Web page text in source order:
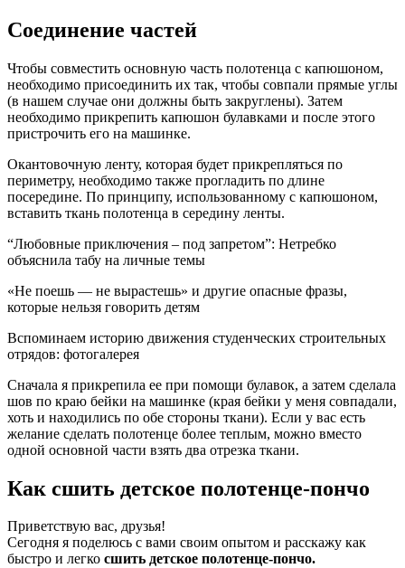
Соединение частей
Чтобы совместить основную часть полотенца с капюшоном,
необходимо присоединить их так, чтобы совпали прямые углы
(в нашем случае они должны быть закруглены). Затем
необходимо прикрепить капюшон булавками и после этого
пристрочить его на машинке.
Окантовочную ленту, которая будет прикрепляться по
периметру, необходимо также прогладить по длине
посередине. По принципу, использованному с капюшоном,
вставить ткань полотенца в середину ленты.
“Любовные приключения – под запретом”: Нетребко
объяснила табу на личные темы
«Не поешь — не вырастешь» и другие опасные фразы,
которые нельзя говорить детям
Вспоминаем историю движения студенческих строительных
отрядов: фотогалерея
Сначала я прикрепила ее при помощи булавок, а затем сделала
шов по краю бейки на машинке (края бейки у меня совпадали,
хоть и находились по обе стороны ткани). Если у вас есть
желание сделать полотенце более теплым, можно вместо
одной основной части взять два отрезка ткани.
Как сшить детское полотенце-пончо
Приветствую вас, друзья!
Сегодня я поделюсь с вами своим опытом и расскажу как
быстро и легко сшить детское полотенце-пончо.